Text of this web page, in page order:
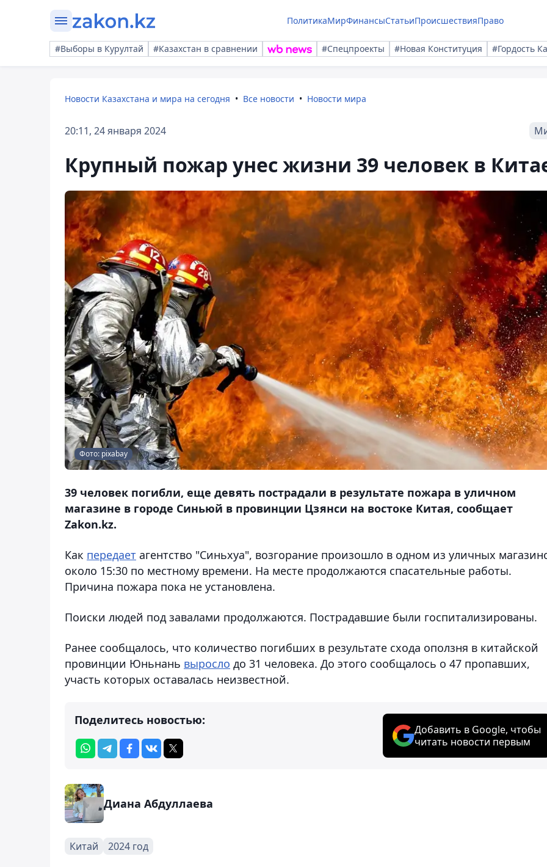
ПолитикаМирФинансыСтатьиПроисшествияПраво
#Выборы в Курултай #Казахстан в сравнении #Спецпроекты #Новая Конституция #Гордость
Новости Казахстана и мира на сегодня Все новости Новости мира
20:11, 24 января 2024
Крупный пожар унес жизни 39 человек в
Фото: pixabay
39 человек погибли, еще девять пострадали в результате пожара в уличном
магазине в городе Синьюй в провинции Цзянси на востоке Китая, сообщает
Zakon.kz.
Как передает агентство "Синьхуа", возгорание произошло в одном из уличных
около 15:30 по местному времени. На месте продолжаются спасательные работы.
Причина пожара пока не установлена.
Поиски людей под завалами продолжаются. Пострадавшие были госпитализированы.
Ранее сообщалось, что количество погибших в результате схода оползня в китайской
провинции Юньнань выросло до 31 человека. До этого сообщалось о 47 пропавших,
участь которых оставалась неизвестной.
Поделитесь новостью:
Добавить в Google, чтобы
читать новости первым
Диана Абдуллаева
Китай 2024 год